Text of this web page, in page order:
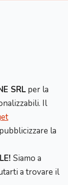
SRL per la
Il
la
Siamo a
a trovare il